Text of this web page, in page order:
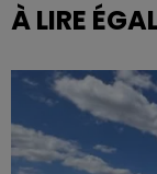
À LIRE